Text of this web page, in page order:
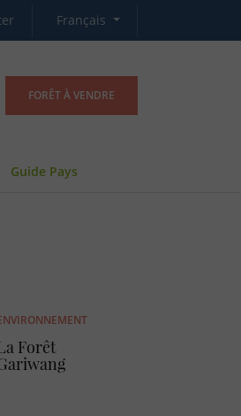
Français
FORÊT À VENDRE
Guide Pays
Forêt